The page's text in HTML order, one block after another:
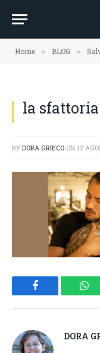
Home » BLOG »
la
BY DORA GRIECO ON 12
Facebook
DORA